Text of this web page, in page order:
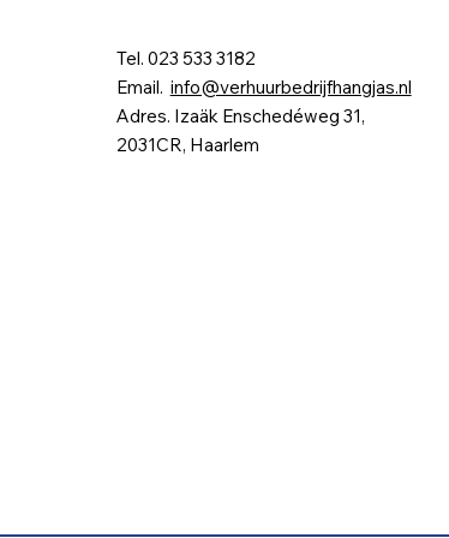
Tel. 023 533 3182
Email. info@verhuurbedrijfhangjas.nl
Adres. Izaäk Enschedéweg 31,
2031CR, Haarlem